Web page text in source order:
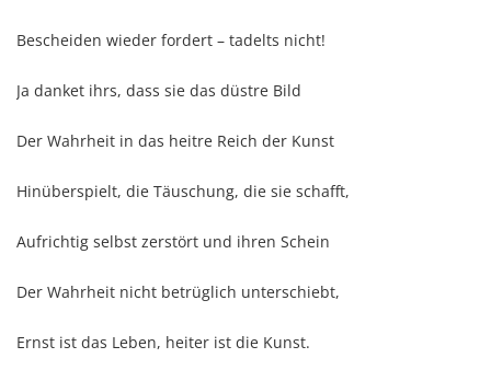
Bescheiden wieder fordert – tadelts nicht!
Ja danket ihrs, dass sie das düstre Bild
Der Wahrheit in das heitre Reich der Kunst
Hinüberspielt, die Täuschung, die sie schafft,
Aufrichtig selbst zerstört und ihren Schein
Der Wahrheit nicht betrüglich unterschiebt,
Ernst ist das Leben, heiter ist die Kunst.